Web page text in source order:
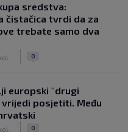
sredstva:
čistačica tvrdi da za
trebate samo dva
0
europski "drugi
posjetiti. Među
0